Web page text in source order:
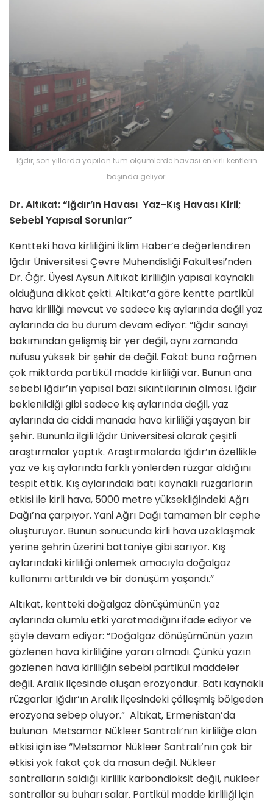
Iğdır, son yıllarda yapılan tüm ölçümlerde havası en kirli kentlerin
başında geliyor.
Dr. Altıkat: “Iğdır’ın Havası Yaz-Kış Havası Kirli;
Sebebi Yapısal Sorunlar”
Kentteki hava kirliliğini İklim Haber’e değerlendiren
Iğdır Üniversitesi Çevre Mühendisliği Fakültesi’nden
Dr. Öğr. Üyesi Aysun Altıkat kirliliğin yapısal kaynaklı
olduğuna dikkat çekti. Altıkat’a göre kentte partikül
hava kirliliği mevcut ve sadece kış aylarında değil yaz
aylarında da bu durum devam ediyor: “Iğdır sanayi
bakımından gelişmiş bir yer değil, aynı zamanda
nüfusu yüksek bir şehir de değil. Fakat buna rağmen
çok miktarda partikül madde kirliliği var. Bunun ana
sebebi Iğdır’ın yapısal bazı sıkıntılarının olması. Iğdır
beklenildiği gibi sadece kış aylarında değil, yaz
aylarında da ciddi manada hava kirliliği yaşayan bir
şehir. Bununla ilgili Iğdır Üniversitesi olarak çeşitli
araştırmalar yaptık. Araştırmalarda Iğdır’ın özellikle
yaz ve kış aylarında farklı yönlerden rüzgar aldığını
tespit ettik. Kış aylarındaki batı kaynaklı rüzgarların
etkisi ile kirli hava, 5000 metre yüksekliğindeki Ağrı
Dağı’na çarpıyor. Yani Ağrı Dağı tamamen bir cephe
oluşturuyor. Bunun sonucunda kirli hava uzaklaşmak
yerine şehrin üzerini battaniye gibi sarıyor. Kış
aylarındaki kirliliği önlemek amacıyla doğalgaz
kullanımı arttırıldı ve bir dönüşüm yaşandı.”
Altıkat, kentteki doğalgaz dönüşümünün yaz
aylarında olumlu etki yaratmadığını ifade ediyor ve
şöyle devam ediyor: “Doğalgaz dönüşümünün yazın
gözlenen hava kirliliğine yararı olmadı. Çünkü yazın
gözlenen hava kirliliğin sebebi partikül maddeler
değil. Aralık ilçesinde oluşan erozyondur. Batı kaynaklı
rüzgarlar Iğdır’ın Aralık ilçesindeki çölleşmiş bölgeden
erozyona sebep oluyor.” Altıkat, Ermenistan’da
bulunan Metsamor Nükleer Santralı’nın kirliliğe olan
etkisi için ise “Metsamor Nükleer Santralı’nın çok bir
etkisi yok fakat çok da masun değil. Nükleer
santralların saldığı kirlilik karbondioksit değil, nükleer
santrallar su buharı salar. Partikül madde kirliliği için